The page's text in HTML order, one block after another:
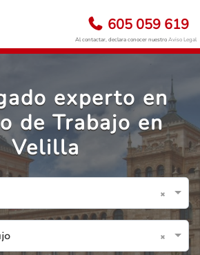
605 059 619
Al contactar, declara conocer nuestroAviso Legal
experto en
de Trabajo en
Velilla
×
×